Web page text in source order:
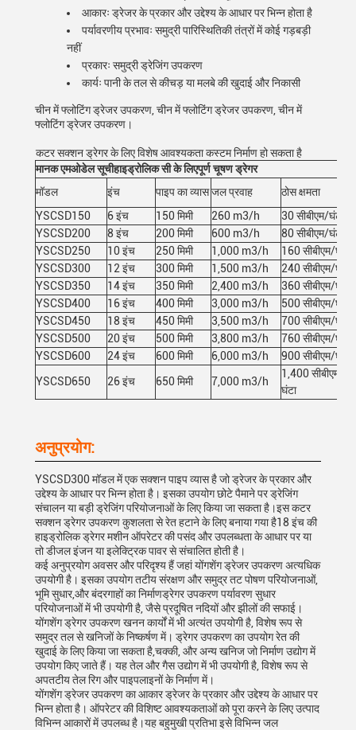
आकारः ड्रेजर के प्रकार और उद्देश्य के आधार पर भिन्न होता है
पर्यावरणीय प्रभावः समुद्री पारिस्थितिकी तंत्रों में कोई गड़बड़ी
नहीं
प्रकारः समुद्री ड्रेजिंग उपकरण
कार्यः पानी के तल से कीचड़ या मलबे की खुदाई और निकासी
चीन में फ्लोटिंग ड्रेजर उपकरण, चीन में फ्लोटिंग ड्रेजर उपकरण, चीन में
फ्लोटिंग ड्रेजर उपकरण।
कटर सक्शन ड्रेगर के लिए विशेष आवश्यकता कस्टम निर्माण हो सकता है
मानक एमओडेल सूचीहाइड्रोलिक सी के लिएपूर्ण चूषण ड्रेगर
मॉडल
इंच पाइप का व्यासजल प्रवाह ठोस क्षमता
YSCSD150
6 इंच 150 मिमी 260 m3/h 30 सीबीएम/घंटा
YSCSD200
8 इंच 200 मिमी 600 m3/h 80 सीबीएम/घंटा
YSCSD250
10 इंच 250 मिमी 1,000 m3/h 160 सीबीएम/घंटा
YSCSD300
12 इंच 300 मिमी 1,500 m3/h 240 सीबीएम/घंटा
YSCSD350
14 इंच 350 मिमी 2,400 m3/h 360 सीबीएम/घंटा
YSCSD400
16 इंच 400 मिमी 3,000 m3/h 500 सीबीएम/घंटा
YSCSD450
18 इंच 450 मिमी 3,500 m3/h 700 सीबीएम/घंटा
YSCSD500
20 इंच 500 मिमी 3,800 m3/h 760 सीबीएम/घंटा
YSCSD600
24 इंच 600 मिमी 6,000 m3/h 900 सीबीएम/घंटा
YSCSD650
26 इंच 650 मिमी 7,000 m3/h
1,400 सीबीएम/
घंटा
अनुप्रयोग:
YSCSD300 मॉडल में एक सक्शन पाइप व्यास है जो ड्रेजर के प्रकार और
उद्देश्य के आधार पर भिन्न होता है। इसका उपयोग छोटे पैमाने पर ड्रेजिंग
संचालन या बड़ी ड्रेजिंग परियोजनाओं के लिए किया जा सकता है।इस कटर
सक्शन ड्रेगर उपकरण कुशलता से रेत हटाने के लिए बनाया गया है18 इंच की
हाइड्रोलिक ड्रेगर मशीन ऑपरेटर की पसंद और उपलब्धता के आधार पर या
तो डीजल इंजन या इलेक्ट्रिक पावर से संचालित होती है।
कई अनुप्रयोग अवसर और परिदृश्य हैं जहां योंगशेंग ड्रेजर उपकरण अत्यधिक
उपयोगी है। इसका उपयोग तटीय संरक्षण और समुद्र तट पोषण परियोजनाओं,
भूमि सुधार,और बंदरगाहों का निर्माणड्रेगर उपकरण पर्यावरण सुधार
परियोजनाओं में भी उपयोगी है, जैसे प्रदूषित नदियों और झीलों की सफाई।
योंगशेंग ड्रेगर उपकरण खनन कार्यों में भी अत्यंत उपयोगी है, विशेष रूप से
समुद्र तल से खनिजों के निष्कर्षण में। ड्रेगर उपकरण का उपयोग रेत की
खुदाई के लिए किया जा सकता है,चक्की, और अन्य खनिज जो निर्माण उद्योग में
उपयोग किए जाते हैं। यह तेल और गैस उद्योग में भी उपयोगी है, विशेष रूप से
अपतटीय तेल रिग और पाइपलाइनों के निर्माण में।
योंगशेंग ड्रेजर उपकरण का आकार ड्रेजर के प्रकार और उद्देश्य के आधार पर
भिन्न होता है। ऑपरेटर की विशिष्ट आवश्यकताओं को पूरा करने के लिए उत्पाद
विभिन्न आकारों में उपलब्ध है।यह बहुमुखी प्रतिभा इसे विभिन्न जल